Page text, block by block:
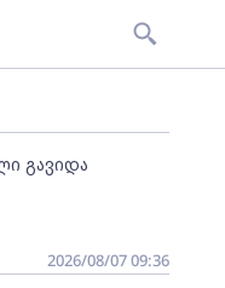
გავიდა
2026/08/07 09:36